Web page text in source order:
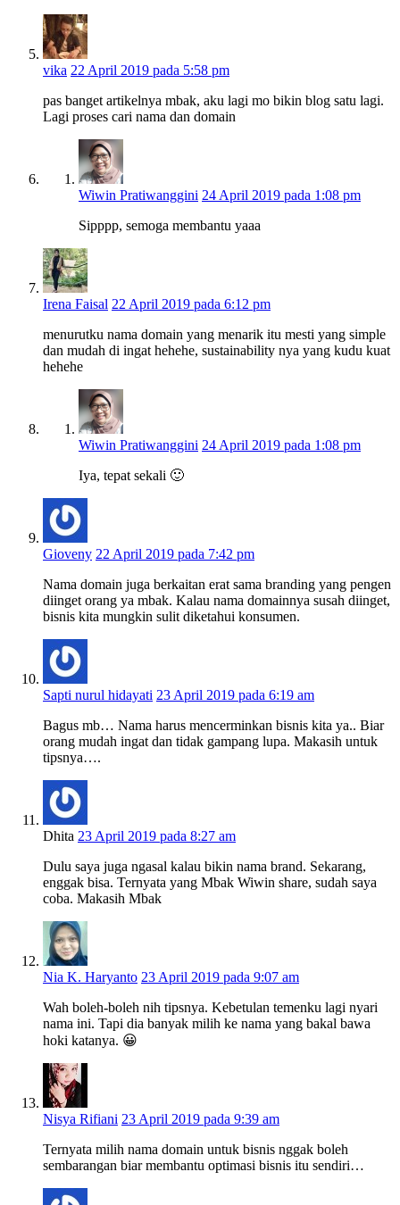
vika 22 April 2019 pada 5:58 pm
pas banget artikelnya mbak, aku lagi mo bikin blog satu lagi.
Lagi proses cari nama dan domain
Wiwin Pratiwanggini 24 April 2019 pada 1:08 pm
Sipppp, semoga membantu yaaa
Irena Faisal 22 April 2019 pada 6:12 pm
menurutku nama domain yang menarik itu mesti yang simple
dan mudah di ingat hehehe, sustainability nya yang kudu kuat
hehehe
Wiwin Pratiwanggini 24 April 2019 pada 1:08 pm
Iya, tepat sekali 🙂
Gioveny 22 April 2019 pada 7:42 pm
Nama domain juga berkaitan erat sama branding yang pengen
diinget orang ya mbak. Kalau nama domainnya susah diinget,
bisnis kita mungkin sulit diketahui konsumen.
Sapti nurul hidayati 23 April 2019 pada 6:19 am
Bagus mb… Nama harus mencerminkan bisnis kita ya.. Biar
orang mudah ingat dan tidak gampang lupa. Makasih untuk
tipsnya….
Dhita 23 April 2019 pada 8:27 am
Dulu saya juga ngasal kalau bikin nama brand. Sekarang,
enggak bisa. Ternyata yang Mbak Wiwin share, sudah saya
coba. Makasih Mbak
Nia K. Haryanto 23 April 2019 pada 9:07 am
Wah boleh-boleh nih tipsnya. Kebetulan temenku lagi nyari
nama ini. Tapi dia banyak milih ke nama yang bakal bawa
hoki katanya. 😀
Nisya Rifiani 23 April 2019 pada 9:39 am
Ternyata milih nama domain untuk bisnis nggak boleh
sembarangan biar membantu optimasi bisnis itu sendiri…